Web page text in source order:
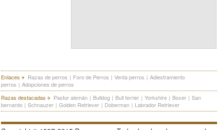
Enlaces Razas de perros | Foro de Perros | Venta perros | Adiestramiento
perros | Adopciones de perros
Razas destacadas
Pastor alemán | Bulldog | Bull terrier | Yorkshire | Boxer | San
bernardo | Schnauzer | Golden Retriever | Doberman | Labrador Retriever